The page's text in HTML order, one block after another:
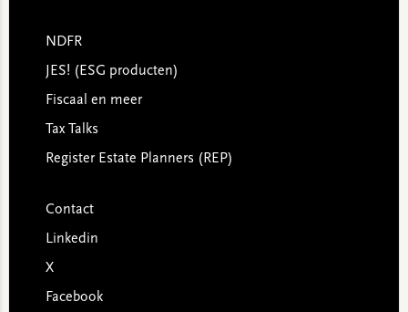
NDFR
JES! (ESG producten)
Fiscaal en meer
Tax Talks
Register Estate Planners (REP)
Contact
Linkedin
X
Facebook